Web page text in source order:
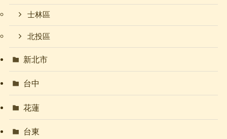
士林區
北投區
新北市
台中
花蓮
台東